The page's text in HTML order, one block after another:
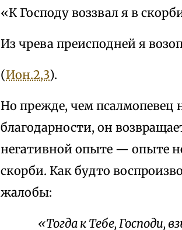
«К Господу воззвал я в
Из чрева преисподней я
(Ион.2,3).
Но прежде, чем псалмопевец
благодарности, он
негативной опыте — опыте
скорби. Как будто
жалобы:
«Тогда к Тебе, Господи,